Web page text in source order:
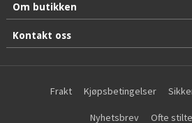
Om butikken
Kontakt oss
Frakt Kjøpsbetingelser
Nyhetsbrev Ofte